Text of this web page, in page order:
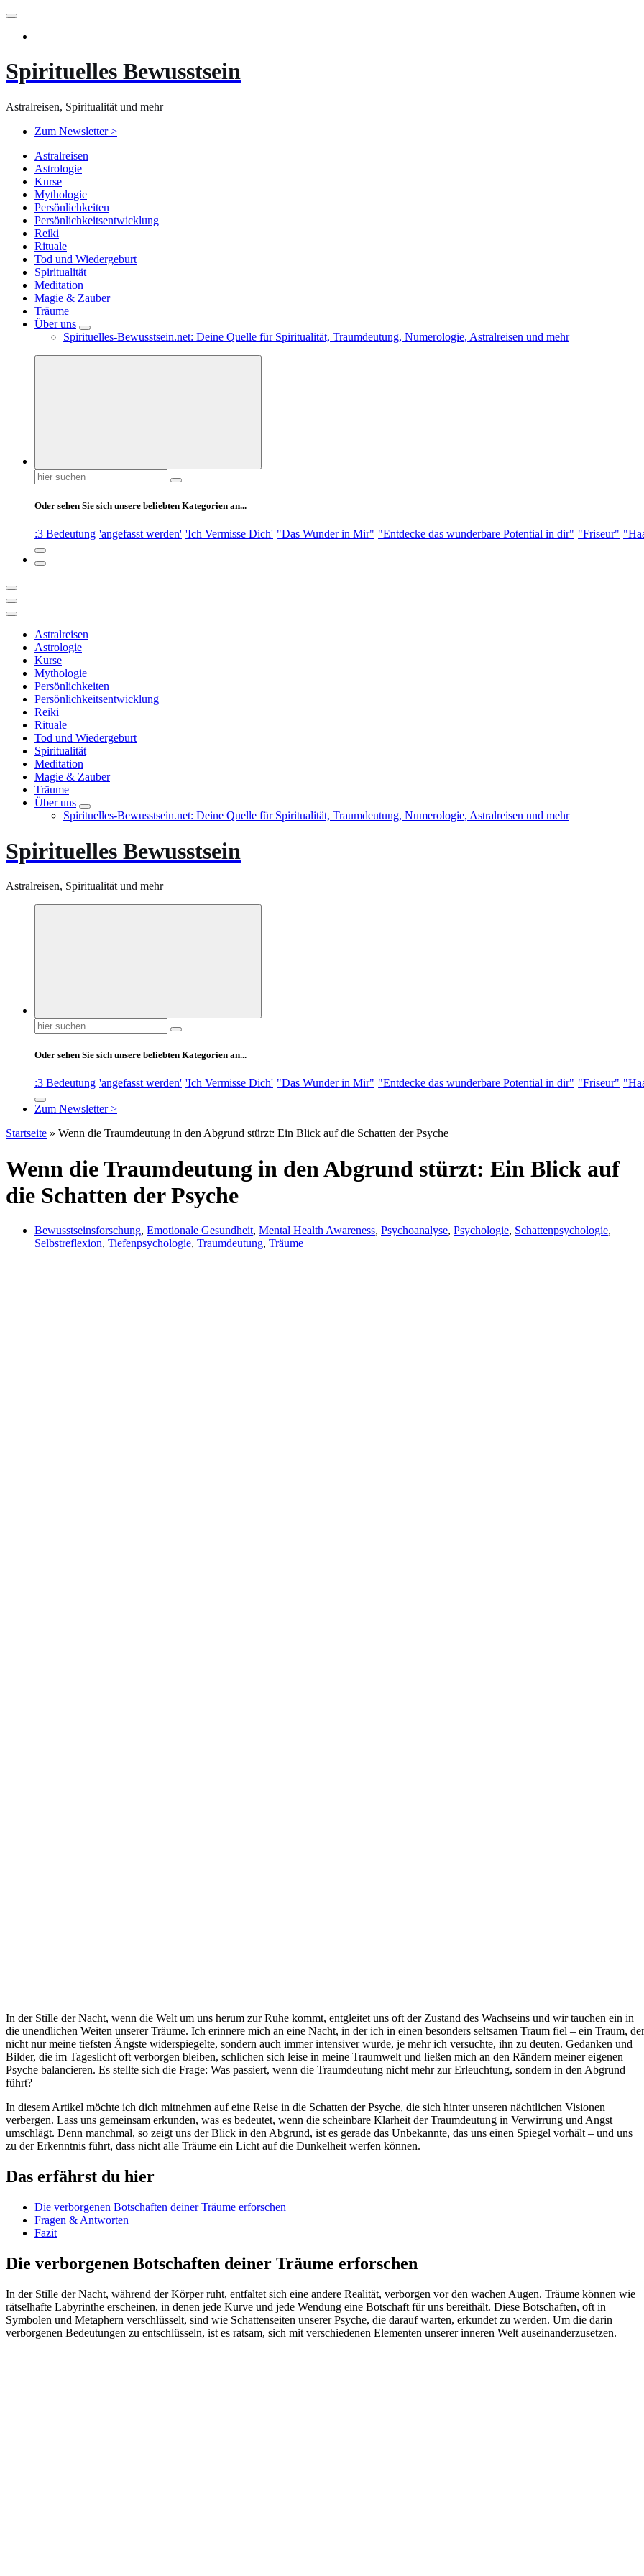
Zum
springen
Spirituelles Bewusstsein
Astralreisen, Spiritualität und mehr
Zum Newsletter >
Astralreisen
Astrologie
Kurse
Mythologie
Persönlichkeiten
Persönlichkeitsentwicklung
Reiki
Rituale
Tod und Wiedergeburt
Spiritualität
Meditation
Magie & Zauber
Träume
Über uns
Spirituelles-Bewusstsein.net: Deine Quelle für Spiritualität, Traumdeutung, Numerologie, Astralreisen und mehr
Suchen
nach:
Oder sehen Sie sich unsere beliebten Kategorien an...
:3 Bedeutung 'angefasst werden' 'Ich Vermisse Dich' "Das Wunder in Mir" "Entdecke das wunderbare Potential in dir" "Friseur"
Astralreisen
Astrologie
Kurse
Mythologie
Persönlichkeiten
Persönlichkeitsentwicklung
Reiki
Rituale
Tod und Wiedergeburt
Spiritualität
Meditation
Magie & Zauber
Träume
Über uns
Spirituelles-Bewusstsein.net: Deine Quelle für Spiritualität, Traumdeutung, Numerologie, Astralreisen und mehr
Spirituelles Bewusstsein
Astralreisen, Spiritualität und mehr
Suchen
nach:
Oder sehen Sie sich unsere beliebten Kategorien an...
:3 Bedeutung 'angefasst werden' 'Ich Vermisse Dich' "Das Wunder in Mir" "Entdecke das wunderbare Potential in dir" "Friseur"
Zum Newsletter >
Startseite » Wenn die Traumdeutung in den Abgrund stürzt: Ein Blick auf die Schatten der Psyche
Wenn die Traumdeutung in den Abgrund stürzt: Ein Blick auf
die Schatten der Psyche
Bewusstseinsforschung, Emotionale Gesundheit, Mental Health Awareness, Psychoanalyse, Psychologie, Schattenpsychologie,
Selbstreflexion, Tiefenpsychologie, Traumdeutung, Träume
In der Stille der Nacht, wenn⁢ die Welt um uns herum zur Ruhe kommt, entgleitet uns oft der Zustand des Wachseins und wir tauchen ein in
die unendlichen Weiten ⁤unserer Träume. Ich erinnere mich an eine ‌Nacht, in der ich ‍in einen​ besonders seltsamen ⁤Traum fiel – ein Traum, der
nicht nur meine tiefsten Ängste widerspiegelte, sondern auch immer intensiver wurde, je ⁢mehr ich versuchte, ihn zu​ deuten. Gedanken und
Bilder, die im Tageslicht oft verborgen‌ bleiben, schlichen sich leise in meine Traumwelt und ließen mich an den Rändern meiner eigenen
Psyche balancieren. ​Es stellte sich die Frage: Was passiert, wenn die Traumdeutung nicht mehr zur Erleuchtung,‌ sondern‍ in den ⁤Abgrund
führt?
In diesem Artikel möchte ich dich mitnehmen auf eine‍ Reise in die Schatten ‍der Psyche, die sich hinter unseren nächtlichen Visionen
verbergen. Lass uns gemeinsam erkunden, was⁣ es bedeutet, wenn die scheinbare Klarheit der⁣ Traumdeutung in Verwirrung und Angst
umschlägt. Denn‍ manchmal, so zeigt uns der Blick in den ⁤Abgrund, ist es ‍gerade das Unbekannte, das uns einen Spiegel⁣ vorhält – und ⁣uns
zu der Erkenntnis führt, ⁤dass nicht alle Träume​ ein Licht auf ⁢die ​Dunkelheit werfen können.
Das erfährst du hier
Die verborgenen Botschaften deiner Träume erforschen
Fragen & Antworten
Fazit
Die verborgenen Botschaften deiner Träume erforschen
In der Stille der Nacht, während der Körper ruht, entfaltet sich eine andere Realität, verborgen vor den wachen ⁢Augen. Träume können wie
rätselhafte Labyrinthe erscheinen, in denen jede Kurve und jede Wendung eine Botschaft für uns bereithält. Diese Botschaften, oft ⁣in⁢
Symbolen und Metaphern verschlüsselt,​ sind‌ wie Schattenseiten unserer Psyche, die ⁣darauf warten, erkundet zu ‌werden. Um ⁢die darin
verborgenen Bedeutungen zu‍ entschlüsseln, ist es ratsam, sich​ mit verschiedenen Elementen ​unserer⁤ inneren Welt auseinanderzusetzen.